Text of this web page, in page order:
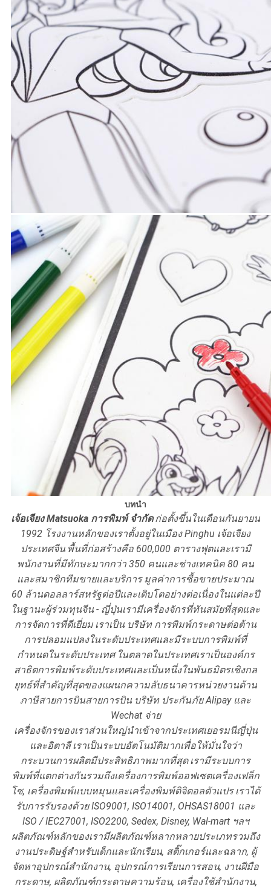
บทนำ
เจ้อเจียง Matsuoka การพิมพ์ จำกัด ก่อตั้งขึ้นในเดือนกันยายน
1992 โรงงานหลักของเราตั้งอยู่ในเมือง Pinghu เจ้อเจียง
ประเทศจีน พื้นที่ก่อสร้างคือ 600,000 ตารางฟุตและเรามี
พนักงานที่มีทักษะมากกว่า 350 คนและช่างเทคนิค 80 คน
และสมาชิกทีมขายและบริการ มูลค่าการซื้อขายประมาณ
60 ล้านดอลลาร์สหรัฐต่อปีและเติบโตอย่างต่อเนื่องในแต่ละปี
ในฐานะผู้ร่วมทุนจีน - ญี่ปุ่นเรามีเครื่องจักรที่ทันสมัยที่สุดและ
การจัดการที่ดีเยี่ยม เราเป็น บริษัท การพิมพ์กระดาษต่อต้าน
การปลอมแปลงในระดับประเทศและมีระบบการพิมพ์ที่
กำหนดในระดับประเทศ ในตลาดในประเทศเราเป็นองค์กร
สาธิตการพิมพ์ระดับประเทศและเป็นหนึ่งในพันธมิตรเชิงกล
ยุทธ์ที่สำคัญที่สุดของแผนกความลับธนาคารหน่วยงานด้าน
ภาษีสายการบินสายการบิน บริษัท ประกันภัย Alipay และ
Wechat จ่าย
เครื่องจักรของเราส่วนใหญ่นำเข้าจากประเทศเยอรมนีญี่ปุ่น
และอิตาลี เราเป็นระบบอัตโนมัติมากเพื่อให้มั่นใจว่า
กระบวนการผลิตมีประสิทธิภาพมากที่สุด เรามีระบบการ
พิมพ์ที่แตกต่างกันรวมถึงเครื่องการพิมพ์ออฟเซตเครื่องเฟล็ก
โซ, เครื่องพิมพ์แบบหมุนและเครื่องพิมพ์ดิจิตอลตัวแปร เราได้
รับการรับรองด้วย ISO9001, ISO14001, OHSAS18001 และ
ISO / IEC27001, ISO2200, Sedex, Disney, Wal-mart ฯลฯ
ผลิตภัณฑ์หลักของเรามีผลิตภัณฑ์หลากหลายประเภทรวมถึง
งานประดิษฐ์สำหรับเด็กและนักเรียน, สติ๊กเกอร์และฉลาก, ผู้
จัดหาอุปกรณ์สำนักงาน, อุปกรณ์การเรียนการสอน, งานฝีมือ
กระดาษ, ผลิตภัณฑ์กระดาษความร้อน, เครื่องใช้สำนักงาน,